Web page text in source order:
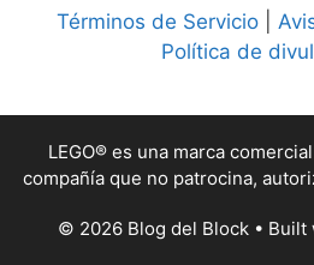
Términos de Servicio
Política de
LEGO® es una marca
compañía que no patrocina,
© 2026 Blog del Block • Built